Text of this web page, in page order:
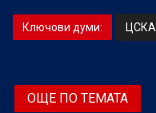
Ключови думи: ЦСКА
ОЩЕ ПО ТЕМАТА